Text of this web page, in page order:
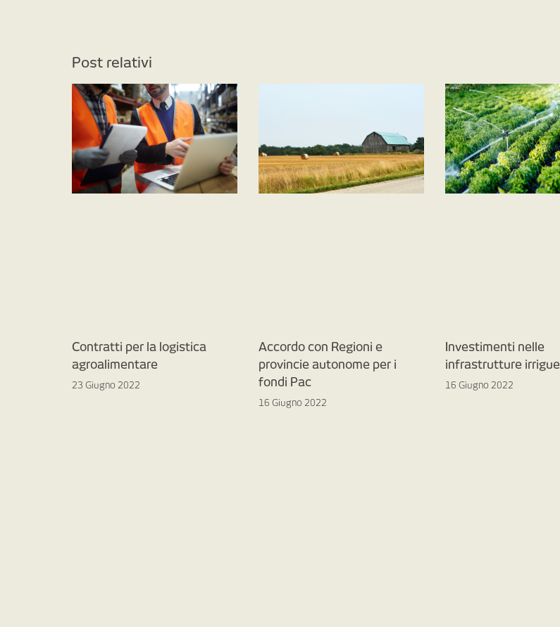
Post relativi
Contratti per la logistica
agroalimentare
23 Giugno 2022
Accordo con Regioni e
provincie autonome per i
fondi Pac
16 Giugno 2022
Investimenti nelle
infrastrutture irrigue
16 Giugno 2022